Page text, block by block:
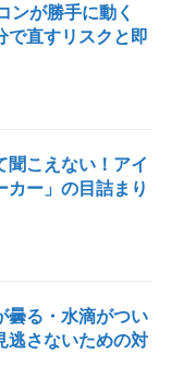
ンが勝手に動く
で直すリスクと即
聞こえない！アイ
ー」の目詰まり
曇る・水滴がつい
逃さないための対